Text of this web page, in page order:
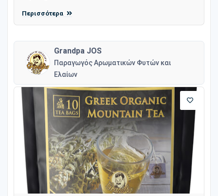
Περισσότερα
Grandpa JOS
Παραγωγός Αρωματικών Φυτών και
Ελαίων